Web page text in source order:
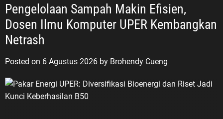
Pengelolaan Sampah Makin Efisien,
Dosen Ilmu Komputer UPER Kembangkan
Netrash
Posted on 6 Agustus 2026 by Brohendy Cueng